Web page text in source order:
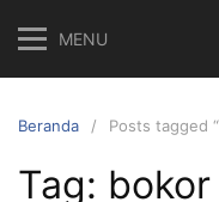
MENU
Beranda Posts tagged
Tag: